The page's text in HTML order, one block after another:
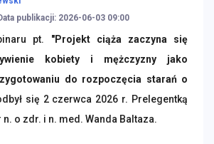
publikacji: 2026-06-03 09:00
pt. "Projekt ciąża zaczyna się
kobiety i mężczyzny jako
do rozpoczęcia starań o
się 2 czerwca 2026 r. Prelegentką
n. o zdr. i n. med. Wanda Baltaza.